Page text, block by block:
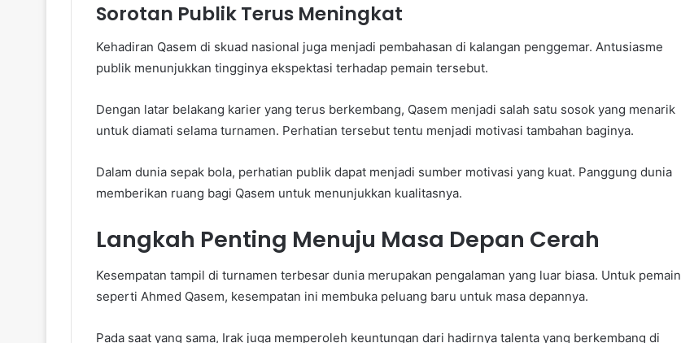
Sorotan Publik Terus Meningkat
Kehadiran Qasem di skuad nasional juga menjadi pembahasan di kalangan penggemar. Antusiasme
publik menunjukkan tingginya ekspektasi terhadap pemain tersebut.
Dengan latar belakang karier yang terus berkembang, Qasem menjadi salah satu sosok yang menarik
untuk diamati selama turnamen. Perhatian tersebut tentu menjadi motivasi tambahan baginya.
Dalam dunia sepak bola, perhatian publik dapat menjadi sumber motivasi yang kuat. Panggung dunia
memberikan ruang bagi Qasem untuk menunjukkan kualitasnya.
Langkah Penting Menuju Masa Depan Cerah
Kesempatan tampil di turnamen terbesar dunia merupakan pengalaman yang luar biasa. Untuk pemain
seperti Ahmed Qasem, kesempatan ini membuka peluang baru untuk masa depannya.
Pada saat yang sama, Irak juga memperoleh keuntungan dari hadirnya talenta yang berkembang di